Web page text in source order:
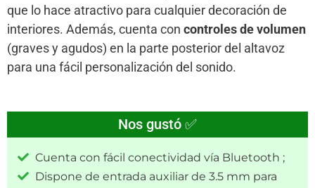
que lo hace atractivo para cualquier decoración de
interiores. Además, cuenta con controles de volumen
(graves y agudos) en la parte posterior del altavoz
para una fácil personalización del sonido.
Nos gustó ✅
Cuenta con fácil conectividad vía Bluetooth ;
Dispone de entrada auxiliar de 3.5 mm para